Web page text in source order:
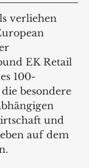
verliehen
EK Retail
100-
besondere
und
auf dem